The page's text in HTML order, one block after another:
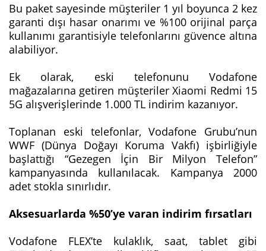
Bu paket sayesinde müşteriler 1 yıl boyunca 2 kez
garanti dışı hasar onarımı ve %100 orijinal parça
kullanımı garantisiyle telefonlarını güvence altına
alabiliyor.
Ek olarak, eski telefonunu Vodafone
mağazalarına getiren müşteriler Xiaomi Redmi 15
5G alışverişlerinde 1.000 TL indirim kazanıyor.
Toplanan eski telefonlar, Vodafone Grubu’nun
WWF (Dünya Doğayı Koruma Vakfı) işbirliğiyle
başlattığı “Gezegen İçin Bir Milyon Telefon”
kampanyasında kullanılacak. Kampanya 2000
adet stokla sınırlıdır.
Aksesuarlarda %50’ye varan indirim fırsatları
Vodafone FLEX’te kulaklık, saat, tablet gibi